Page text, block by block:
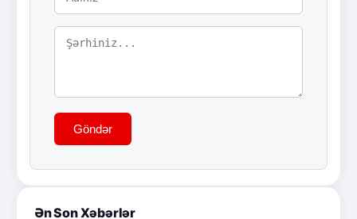
Göndər
Ən Son Xəbərlər